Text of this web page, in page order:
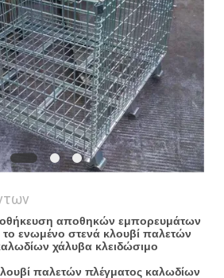
αποθηκών εμπορευμάτων
το ενωμένο στενά κλουβί παλετών
χάλυβα κλειδώσιμο
παλετών πλέγματος καλωδίων